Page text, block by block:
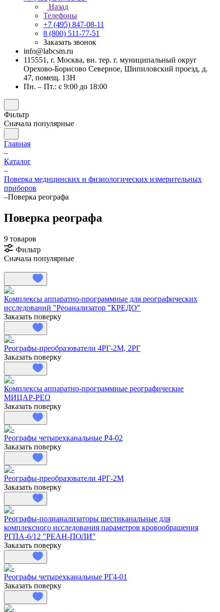
Назад
Телефоны
+7 (495) 847-08-11
8 (800) 511-77-51
Заказать звонок
info@labcsm.ru
115551, г. Москва, вн. тер. г. муниципальный округ
Орехово-Борисово Северное, Шипиловский проезд, д.
47, помещ. 13Н
Пн. – Пт.: с 9:00 до 18:00
Фильтр
Сначала популярные
Главная
–
Каталог
–
Поверка медицинских и физиологических измерительных
приборов
–Поверка реографа
Поверка реографа
9 товаров
Фильтр
Сначала популярные
Комплексы аппаратно-программные для реографических
исследований "Реоанализатор "КРЕДО"
Заказать поверку
Реографы-преобразователи 4РГ-2М, 2РГ
Заказать поверку
Комплексы аппаратно-программные реографические
МИЦАР-РЕО
Заказать поверку
Реографы четырехканальные Р4-02
Заказать поверку
Реографы-преобразователи 4РГ-2М
Заказать поверку
Реографы-полианализаторы шестиканальные для
комплексного исследования параметров кровообращения
РГПА-6/12 "РЕАН-ПОЛИ"
Заказать поверку
Реографы четырехканальные РГ4-01
Заказать поверку